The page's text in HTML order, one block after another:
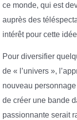
ce monde, qui est
auprès des
intérêt pour cette
Pour diversifier
de « l’univers »,
nouveau
de créer une bande
passionnante serait